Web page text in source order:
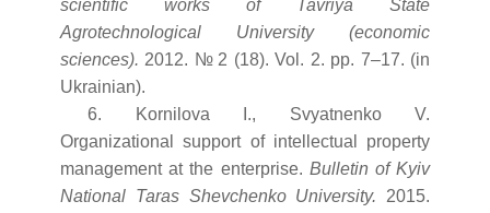
scientific works of Tavriya State
Agrotechnological University (economic
sciences). 2012. № 2 (18). Vol. 2. pp. 7–17. (in
Ukrainian).
6. Kornilova I., Svyatnenko V.
Organizational support of intellectual property
management at the enterprise. Bulletin of Kyiv
National Taras Shevchenko University. 2015.